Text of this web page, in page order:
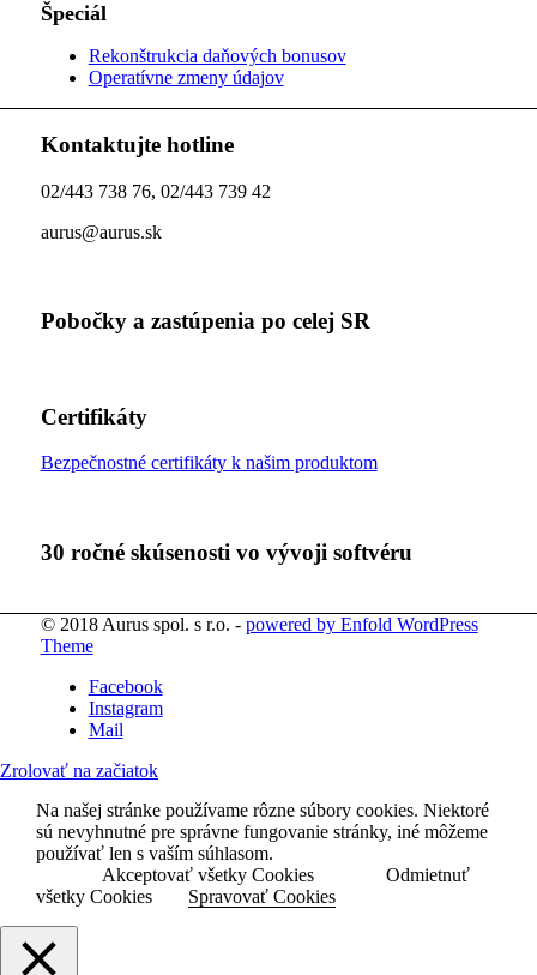
Špeciál
Rekonštrukcia daňových bonusov
Operatívne zmeny údajov
Kontaktujte hotline
02/443 738 76, 02/443 739 42
aurus@aurus.sk
Pobočky a zastúpenia po celej SR
Certifikáty
Bezpečnostné certifikáty k našim produktom
30 ročné skúsenosti vo vývoji softvéru
© 2018 Aurus spol. s r.o. - powered by Enfold WordPress
Theme
Facebook
Instagram
Mail
Zrolovať na začiatok
Na našej stránke používame rôzne súbory cookies. Niektoré
sú nevyhnutné pre správne fungovanie stránky, iné môžeme
používať len s vaším súhlasom.
Akceptovať všetky Cookies
Odmietnuť
všetky Cookies
Spravovať Cookies